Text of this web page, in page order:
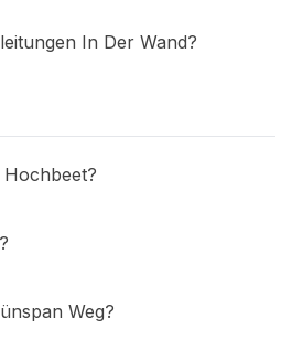
In Der Wand?
Weg?